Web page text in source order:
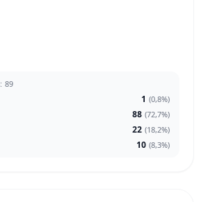
89
1 (0,8%)
88 (72,7%)
22 (18,2%)
10 (8,3%)